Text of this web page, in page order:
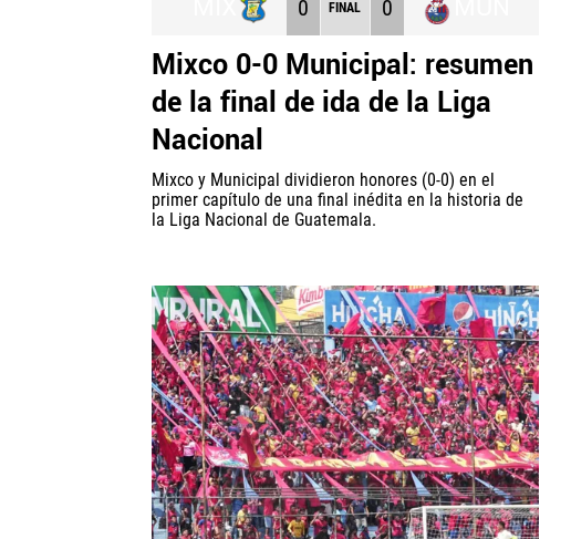
0 FINAL 0
Mixco 0-0 Municipal: resumen
de la final de ida de la Liga
Nacional
Mixco y Municipal dividieron honores (0-0) en el
primer capítulo de una final inédita en la historia de
la Liga Nacional de Guatemala.